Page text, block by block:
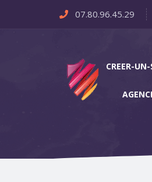
07.80.96.45.29
CREER-